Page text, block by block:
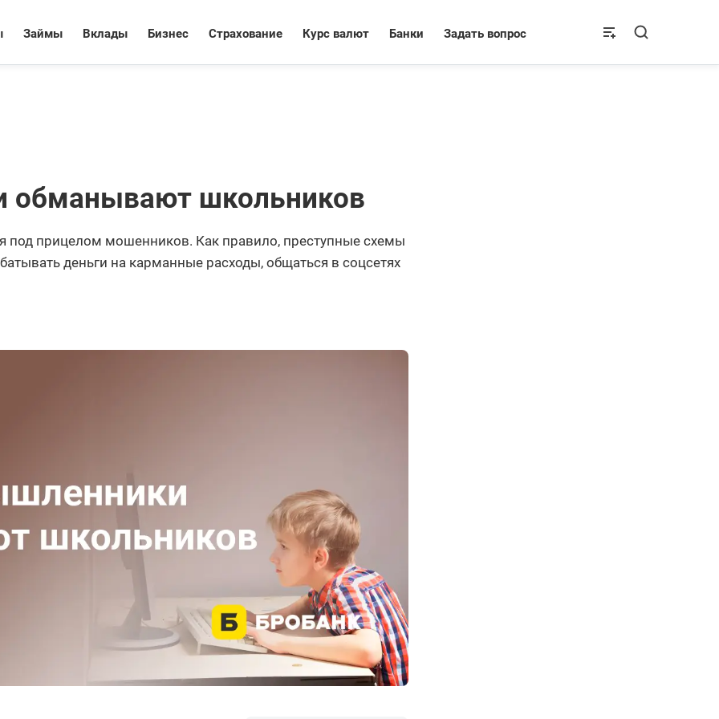
Займы Вклады Бизнес Страхование Курс валют Банки Задать вопрос
обманывают школьников
под прицелом мошенников. Как правило, преступные схемы
деньги на карманные расходы, общаться в соцсетях